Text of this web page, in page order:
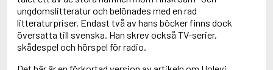
ungdomslitteratur och belönades med en rad
litteraturpriser. Endast två av hans böcker finns dock
översatta till svenska. Han skrev också TV-serier,
skådespel och hörspel för radio.